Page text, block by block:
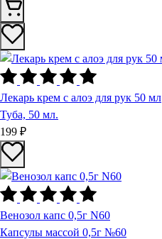
Лекарь крем с алоэ для рук 50 мл
Туба, 50 мл.
199 ₽
Венозол капс 0,5г N60
Капсулы массой 0,5г №60